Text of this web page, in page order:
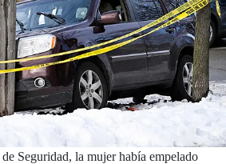
Seguridad, la mujer había empelado